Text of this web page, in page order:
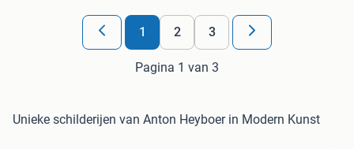
1 2 3
Pagina 1 van 3
Unieke schilderijen van Anton Heyboer in Modern Kunst